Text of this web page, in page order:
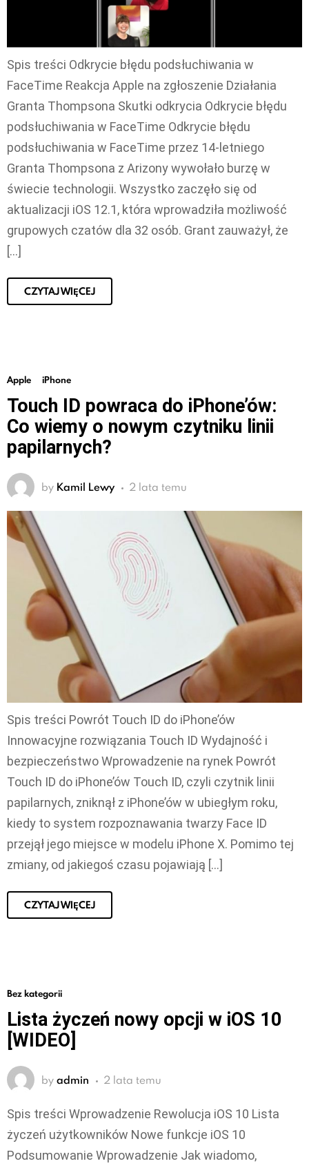
Spis treści Odkrycie błędu podsłuchiwania w
FaceTime Reakcja Apple na zgłoszenie Działania
Granta Thompsona Skutki odkrycia Odkrycie błędu
podsłuchiwania w FaceTime Odkrycie błędu
podsłuchiwania w FaceTime przez 14-letniego
Granta Thompsona z Arizony wywołało burzę w
świecie technologii. Wszystko zaczęło się od
aktualizacji iOS 12.1, która wprowadziła możliwość
grupowych czatów dla 32 osób. Grant zauważył, że
[…]
CZYTAJ WIĘCEJ
Apple iPhone
Touch ID powraca do iPhone’ów:
Co wiemy o nowym czytniku linii
papilarnych?
by Kamil Lewy 2 lata temu
Spis treści Powrót Touch ID do iPhone’ów
Innowacyjne rozwiązania Touch ID Wydajność i
bezpieczeństwo Wprowadzenie na rynek Powrót
Touch ID do iPhone’ów Touch ID, czyli czytnik linii
papilarnych, zniknął z iPhone’ów w ubiegłym roku,
kiedy to system rozpoznawania twarzy Face ID
przejął jego miejsce w modelu iPhone X. Pomimo tej
zmiany, od jakiegoś czasu pojawiają […]
CZYTAJ WIĘCEJ
Bez kategorii
Lista życzeń nowy opcji w iOS 10
[WIDEO]
by admin 2 lata temu
Spis treści Wprowadzenie Rewolucja iOS 10 Lista
życzeń użytkowników Nowe funkcje iOS 10
Podsumowanie Wprowadzenie Jak wiadomo,